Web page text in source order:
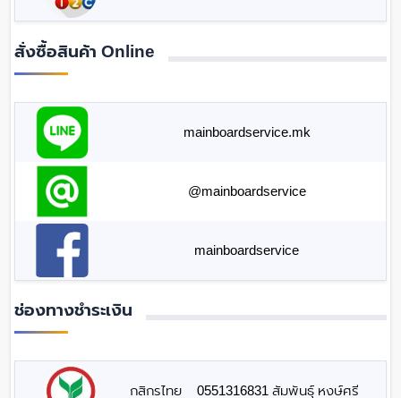
สั่งซื้อสินค้า Online
mainboardservice.mk
@mainboardservice
mainboardservice
ช่องทางชำระเงิน
กสิกรไทย 0551316831 สัมพันธุ์ หงษ์ศรี